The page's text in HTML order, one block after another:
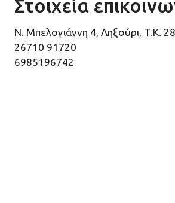
Στοιχεία
Ν. Μπελογιάννη 4, Ληξούρι, Τ.Κ.
26710 91720
6985196742